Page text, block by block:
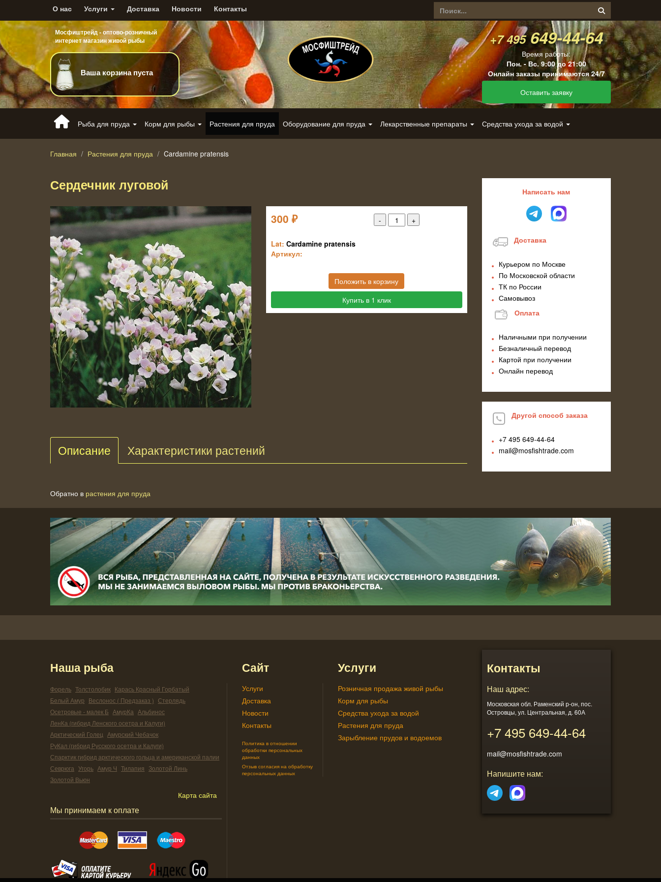
О нас Услуги Доставка Новости Контакты
Мосфиштрейд - оптово-розничный
интернет магазин живой рыбы
Ваша корзина пуста
+7 495649-44-64
Время работы:
Пон. - Вс. 9:00 до 21:00
Онлайн заказы принимаются 24/7
Оставить заявку
Рыба для пруда Корм для рыбы Растения для пруда Оборудование для пруда Лекарственные препараты Средства ухода за водой
Главная Растения для пруда Cardamine pratensis
Сердечник луговой
300 ₽
Lat: Cardamine pratensis
Артикул:
Положить в корзину
Купить в 1 клик
Описание Характеристики растений
Обратно в растения для пруда
Написать нам
Доставка
Курьером по Москве
По Московской области
ТК по России
Самовывоз
Оплата
Наличными при получении
Безналичный перевод
Картой при получении
Онлайн перевод
Другой способ заказа
+7 495649-44-64
mail@mosfishtrade.com
Наша рыба
Форель Толстолобик Карась Красный Горбатый
Белый Амур Веслонос ( Предзаказ ) Стерлядь
Осетровые - малек Б АмурКа Альбинос
ЛенКа (гибрид Ленского осетра и Калуги)
Арктический Голец Амурский Чебачок
РуКал (гибрид Русского осетра и Калуги)
Спарктик гибрид арктического гольца и американской палии
Севрюга Угорь Амур Ч Тилапия Золотой Линь
Золотой Вьюн
Карта сайта
Мы принимаем к оплате
Сайт
Услуги
Доставка
Новости
Контакты
Политика в отношении
обработки персональных
данных
Отзыв согласия на обработку
персональных данных
Услуги
Розничная продажа живой рыбы
Корм для рыбы
Средства ухода за водой
Растения для пруда
Зарыбление прудов и водоемов
Контакты
Наш адрес:
Московская обл. Раменский р-он, пос.
Островцы, ул. Центральная, д. 60А
+7 495649-44-64
mail@mosfishtrade.com
Напишите нам: